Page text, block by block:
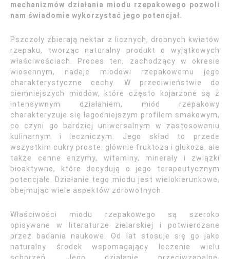
mechanizmów działania miodu rzepakowego pozwoli
nam świadomie wykorzystać jego potencjał.
Pszczoły zbierają nektar z licznych, drobnych kwiatów
rzepaku, tworząc naturalny produkt o wyjątkowych
właściwościach. Proces ten, zachodzący w okresie
wiosennym, nadaje miodowi rzepakowemu jego
charakterystyczne cechy. W przeciwieństwie do
ciemniejszych miodów, które często kojarzone są z
intensywnym działaniem, miód rzepakowy
charakteryzuje się łagodniejszym profilem smakowym,
co czyni go bardziej uniwersalnym w zastosowaniu
kulinarnym i leczniczym. Jego skład to przede
wszystkim cukry proste, głównie fruktoza i glukoza, ale
także cenne enzymy, witaminy, minerały i związki
bioaktywne, które decydują o jego terapeutycznym
potencjale. Działanie tego miodu jest wielokierunkowe,
obejmując wiele aspektów zdrowotnych.
Właściwości miodu rzepakowego są szeroko
opisywane w literaturze zielarskiej i potwierdzane
przez badania naukowe. Od lat stosuje się go jako
naturalny środek wspomagający leczenie wielu